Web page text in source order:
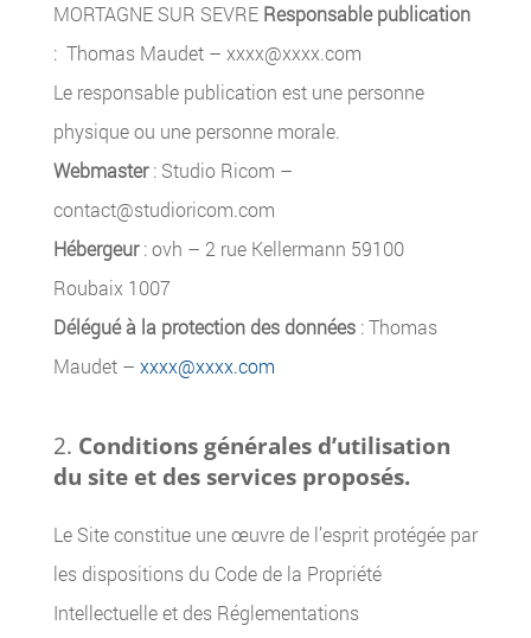
MORTAGNE SUR SEVRE Responsable publication
: Thomas Maudet – xxxx@xxxx.com
Le responsable publication est une personne
physique ou une personne morale.
Webmaster: Studio Ricom –
contact@studioricom.com
Hébergeur: ovh – 2 rue Kellermann 59100
Roubaix 1007
Délégué à la protection des données: Thomas
Maudet – xxxx@xxxx.com
Conditions générales d’utilisation
du site et des services proposés.
Le Site constitue une œuvre de l’esprit protégée par
les dispositions du Code de la Propriété
Intellectuelle et des Réglementations